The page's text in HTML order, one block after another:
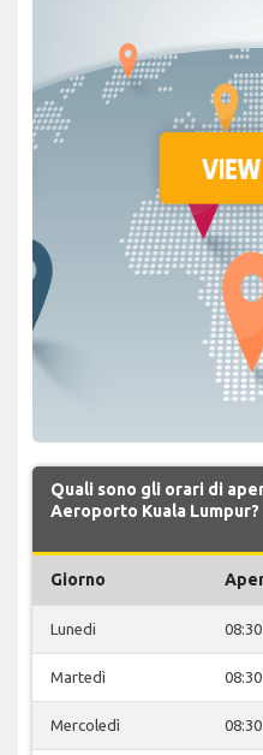
Quali sono gli orari di
Aeroporto Kuala Lumpur?
Giorno
Lunedi 08:30
Martedì 08:30
Mercoledì 08:30